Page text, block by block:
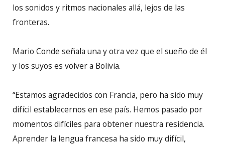
los sonidos y ritmos nacionales allá, lejos de las
fronteras.
Mario Conde señala una y otra vez que el sueño de él
y los suyos es volver a Bolivia.
“Estamos agradecidos con Francia, pero ha sido muy
difícil establecernos en ese país. Hemos pasado por
momentos difíciles para obtener nuestra residencia.
Aprender la lengua francesa ha sido muy difícil,